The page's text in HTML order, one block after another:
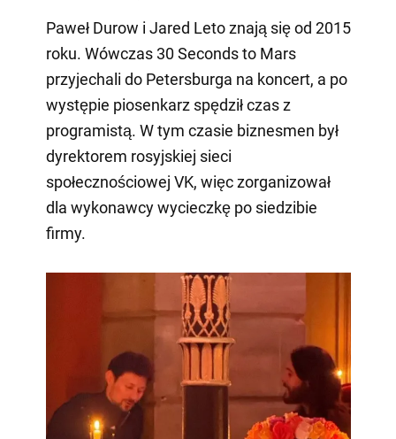
Paweł Durow i Jared Leto znają się od 2015
roku. Wówczas 30 Seconds to Mars
przyjechali do Petersburga na koncert, a po
występie piosenkarz spędził czas z
programistą. W tym czasie biznesmen był
dyrektorem rosyjskiej sieci
społecznościowej VK, więc zorganizował
dla wykonawcy wycieczkę po siedzibie
firmy.